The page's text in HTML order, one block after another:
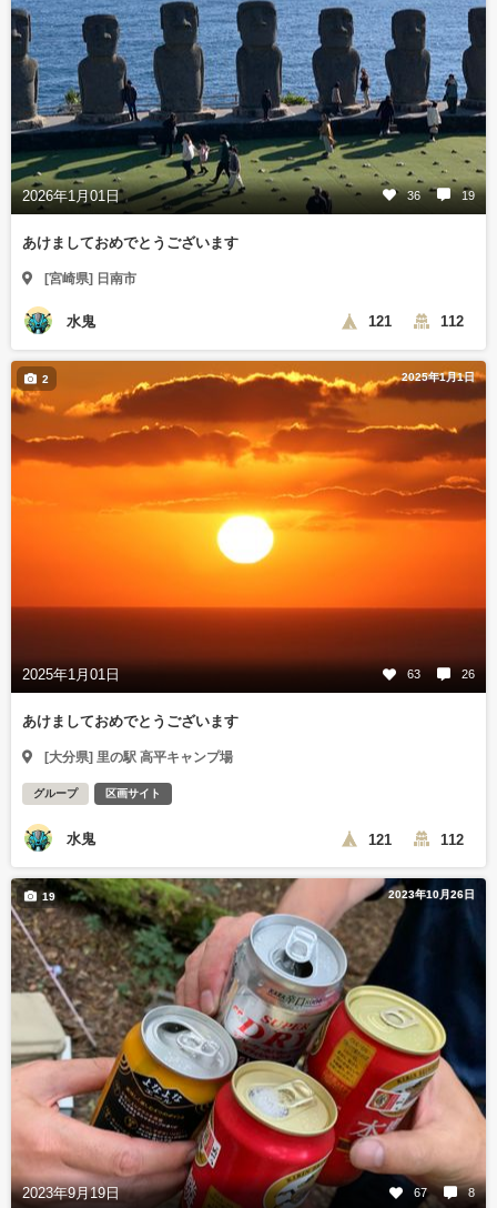
2026年1月01日 36 19
あけましておめでとうございます
[宮崎県] 日南市
水鬼 121 112
2025年1月1日
2025年1月01日 63 26
2
あけましておめでとうございます
[大分県] 里の駅 高平キャンプ場
グループ 区画サイト
水鬼 121 112
2023年10月26日
2023年9月19日 67 8
19